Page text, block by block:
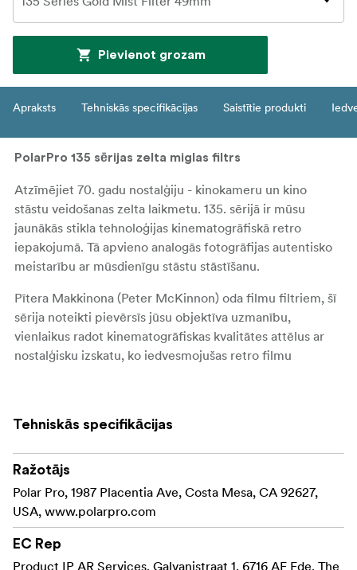
Pievienot grozam
Apraksts Tehniskās specifikācijas Saistītie produkti
PolarPro 135 sērijas zelta miglas filtrs
Atzīmējiet 70. gadu nostalģiju - kinokameru un kino
stāstu veidošanas zelta laikmetu. 135. sērijā ir mūsu
jaunākās stikla tehnoloģijas kinematogrāfiskā retro
iepakojumā. Tā apvieno analogās fotogrāfijas autentisko
meistarību ar mūsdienīgu stāstu stāstīšanu.
Pītera Makkinona (Peter McKinnon) oda filmu filtriem, šī
sērija noteikti pievērsīs jūsu objektīva uzmanību,
vienlaikus radot kinematogrāfiskas kvalitātes attēlus ar
nostalģisku izskatu, ko iedvesmojušas retro filmu
vītņotais vāciņš, kas atdarina nostalģisko filmu ruļļu
Katra 135 sērijas filtru vāciņa iekšpusē atradīsiet ātru
Sunny 16 noteikumu uzskates lapu.
Tā ir izstrādāta, lai bez piepūles pielāgotu ekspozīciju, un
tā ir jūsu ceļvedis ceļā, lai uzņemtu perfektus kadrus
jebkuros apgaismojuma apstākļos.
Tehniskās specifikācijas
Ražotājs
Polar Pro, 1987 Placentia Ave, Costa Mesa, CA 92627,
USA, www.polarpro.com
EC Rep
Product IP AR Services, Galvanistraat 1, 6716 AE Ede, The